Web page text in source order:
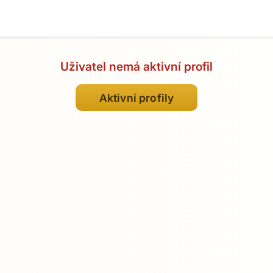
Uživatel nemá aktivní profil
Aktivní profily